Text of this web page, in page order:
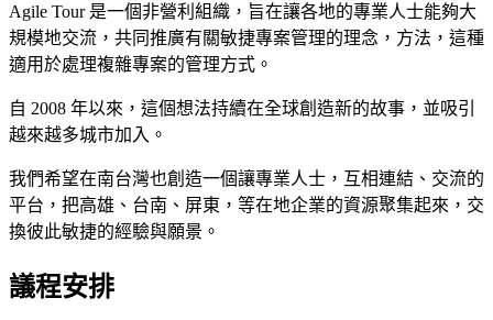
Agile Tour 是一個非營利組織，旨在讓各地的專業人士能夠大
規模地交流，共同推廣有關敏捷專案管理的理念，方法，這種
適用於處理複雜專案的管理方式。
自 2008 年以來，這個想法持續在全球創造新的故事，並吸引
越來越多城市加入。
我們希望在南台灣也創造一個讓專業人士，互相連結、交流的
平台，把高雄、台南、屏東，等在地企業的資源聚集起來，交
換彼此敏捷的經驗與願景。
議程安排